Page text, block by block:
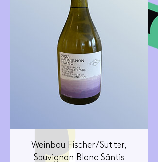
Weinbau Fischer/Sutter,
Sauvignon Blanc Säntis